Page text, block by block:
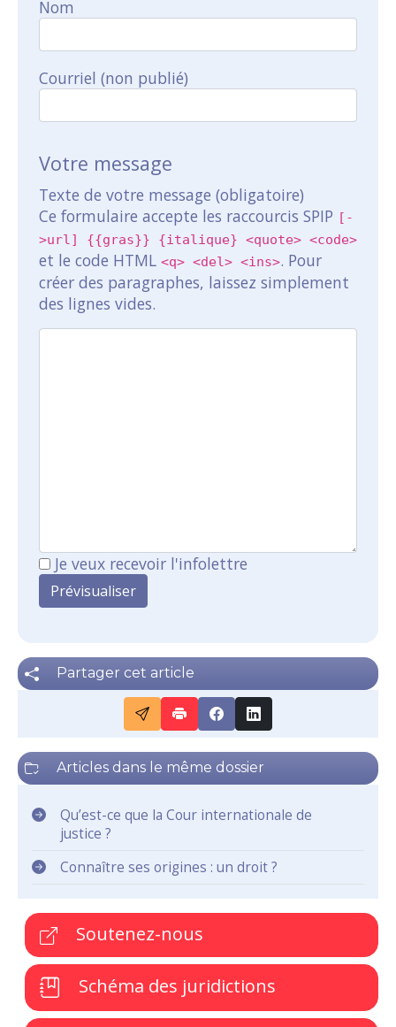
Nom
Courriel (non publié)
Votre message
Texte de votre message (obligatoire)
Ce formulaire accepte les raccourcis SPIP [-
>url] {{gras}} {italique} <quote> <code>
et le code HTML <q> <del> <ins>. Pour
créer des paragraphes, laissez simplement
des lignes vides.
Je veux recevoir l'infolettre
Partager cet article
Articles dans le même dossier
Qu’est-ce que la Cour internationale de
justice ?
Connaître ses origines : un droit ?
Soutenez-nous
Schéma des juridictions